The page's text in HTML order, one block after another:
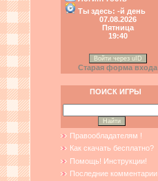
Ты здесь: -й день
07.08.2026
Пятница
19:40
Войти через uID
Старая форма входа
ПОИСК ИГРЫ
Правообладателям !
Как скачать бесплатно?
Помощь! Инструкции!
Последние комментарии